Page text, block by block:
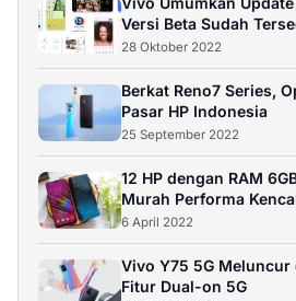
Versi Beta Sudah
28 Oktober 2022
Berkat Reno7 Series,
Pasar HP Indonesia
25 September 2022
12 HP dengan RAM
Murah Performa
6 April 2022
Vivo Y75 5G Meluncur
Fitur Dual-on 5G